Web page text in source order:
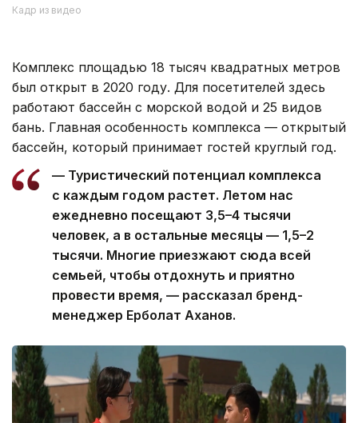
Кадр из видео
Комплекс площадью 18 тысяч квадратных метров
был открыт в 2020 году. Для посетителей здесь
работают бассейн с морской водой и 25 видов
бань. Главная особенность комплекса — открытый
бассейн, который принимает гостей круглый год.
— Туристический потенциал комплекса
с каждым годом растет. Летом нас
ежедневно посещают 3,5–4 тысячи
человек, а в остальные месяцы — 1,5–2
тысячи. Многие приезжают сюда всей
семьей, чтобы отдохнуть и приятно
провести время, — рассказал бренд-
менеджер Ерболат Аханов.